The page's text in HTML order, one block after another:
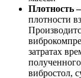
Плотность –
плотности
затратах
вибростол,